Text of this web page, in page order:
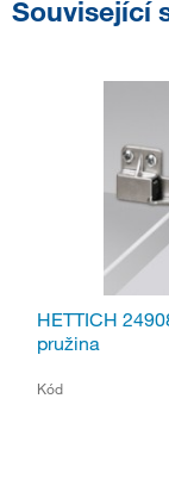
Související
HETTICH
pružina
Kód